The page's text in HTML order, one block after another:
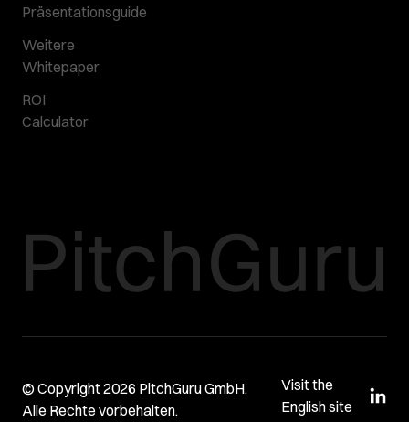
Präsentationsguide
Weitere
Whitepaper
ROI
Calculator
© Copyright 2026 PitchGuru GmbH.
Alle Rechte vorbehalten.
Visit the
English site